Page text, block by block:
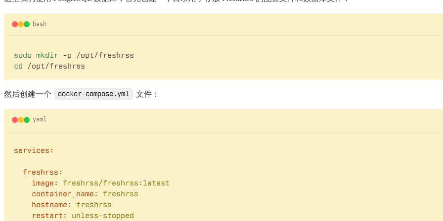
bash
sudo mkdir
cd
然后创建一个 docker-compose.yml 文件：
yaml
services:
freshrss:
image:
freshrss/freshrss:latest
container_name:
freshrss
hostname:
freshrss
restart:
unless-stopped